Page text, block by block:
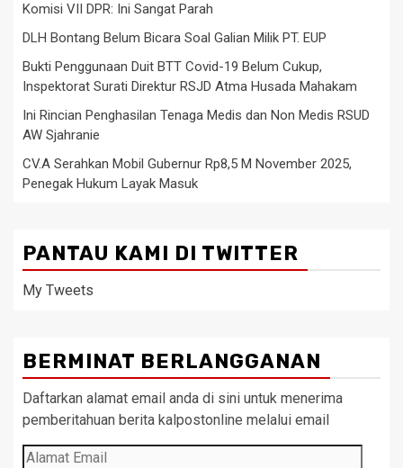
Komisi VII DPR: Ini Sangat Parah
DLH Bontang Belum Bicara Soal Galian Milik PT. EUP
Bukti Penggunaan Duit BTT Covid-19 Belum Cukup,
Inspektorat Surati Direktur RSJD Atma Husada Mahakam
Ini Rincian Penghasilan Tenaga Medis dan Non Medis RSUD
AW Sjahranie
CV.A Serahkan Mobil Gubernur Rp8,5 M November 2025,
Penegak Hukum Layak Masuk
PANTAU KAMI DI TWITTER
My Tweets
BERMINAT BERLANGGANAN
Daftarkan alamat email anda di sini untuk menerima
pemberitahuan berita kalpostonline melalui email
Alamat